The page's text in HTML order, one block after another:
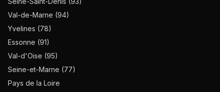
Val-de-Marne (94)
Yvelines (78)
Essonne (91)
Val-d'Oise (95)
Seine-et-Marne (77)
Pays de la Loire